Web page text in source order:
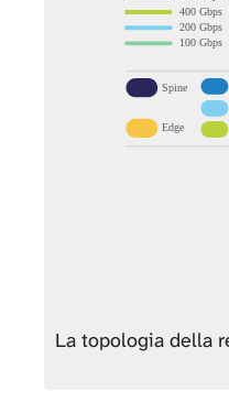
La topologia della